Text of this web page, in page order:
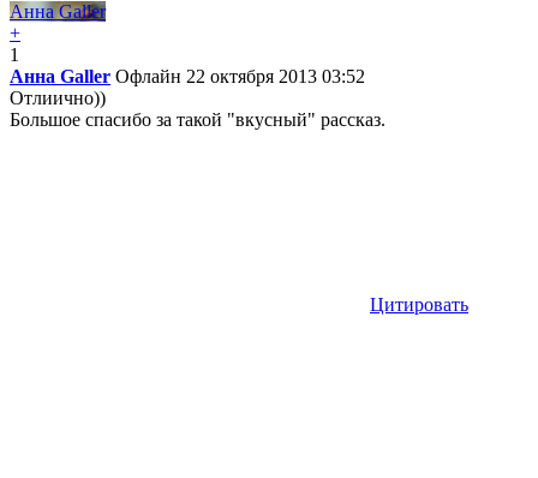
Анна Galler
+
1
Анна Galler Офлайн 22 октября 2013 03:52
Отлиично))
Большое спасибо за такой "вкусный" рассказ.
Цитировать